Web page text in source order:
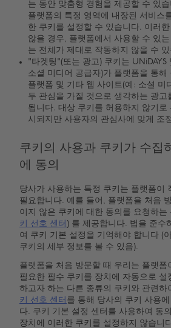
는 동안 맞춤형 경험을 제공할 수 있습
플랫폼의 특정 영역에 내장된 서비스
한 쿠키를 설정할 수 있습니다. 이러한
않을 경우, 플랫폼에서 사용할 수 있
는 전체가 제대로 작동하지 않을 수
"타겟팅"(또는 광고) 쿠키는 UNiDAYS
소셜 미디어 공급자)가 플랫폼을 통해
플랫폼 및 기타 웹 사이트(예: 소셜 미
두 관심을 가질 것으로 생각하는 광고
됩니다. 대상 쿠키를 허용하지 않기로
시되지만 사용자의 관심사에 맞게 조
쿠키의 사용과 쿠키가 수집
에 동의
당사가 사용하는 특정 쿠키는 플랫폼이
필요합니다. 예를 들어, 플랫폼을 처음
이지 않은 쿠키에 대한 동의를 요청하는
키 선호 센터 ) 를 제공합니다. 법을 준수
여 쿠키 기본 설정을 기억해야 합니다 (
쿠키의 세부 정보를 볼 수 있음).
플랫폼을 처음 방문할 때 우리는 플랫폼
필요한 필수 쿠키를 장치에 자동으로 설
하고자 하는 다른 종류의 쿠키와 관련하
키 선호 센터 를 통해 당사의 쿠키 사용
다. 쿠키 기본 설정 센터를 사용하여 동
장치에 이러한 쿠키를 설정하지 않습니